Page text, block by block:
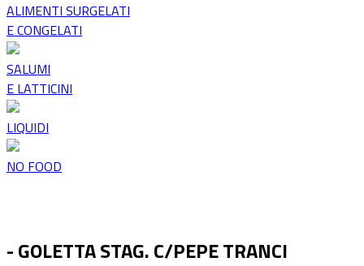
ALIMENTI SURGELATI
E CONGELATI
SALUMI
E LATTICINI
LIQUIDI
NO FOOD
- GOLETTA STAG. C/PEPE TRANCI